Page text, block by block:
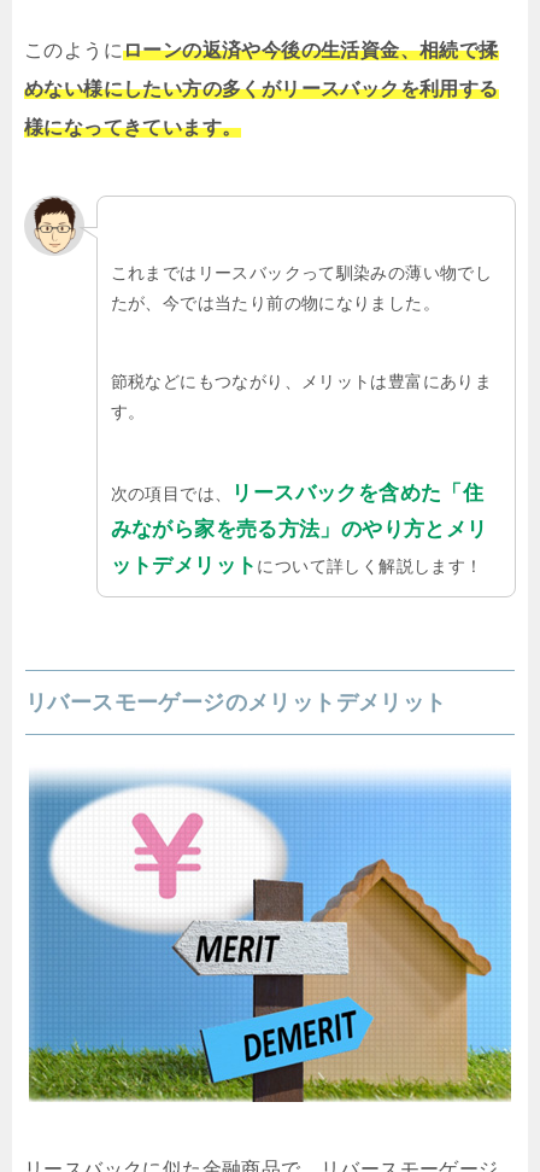
このようにローンの返済や今後の生活資金、相続で揉
めない様にしたい方の多くがリースバックを利用する
様になってきています。
これまではリースバックって馴染みの薄い物でし
たが、今では当たり前の物になりました。
節税などにもつながり、メリットは豊富にありま
す。
次の項目では、
リースバックを含めた「住
みながら家を売る方法」のやり方とメリ
ットデメリット について詳しく解説します！
リバースモーゲージのメリットデメリット